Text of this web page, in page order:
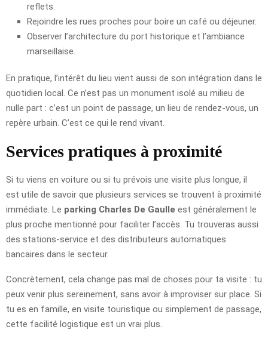
reflets.
Rejoindre les rues proches pour boire un café ou déjeuner.
Observer l’architecture du port historique et l’ambiance
marseillaise.
En pratique, l’intérêt du lieu vient aussi de son intégration dans le
quotidien local. Ce n’est pas un monument isolé au milieu de
nulle part : c’est un point de passage, un lieu de rendez-vous, un
repère urbain. C’est ce qui le rend vivant.
Services pratiques à proximité
Si tu viens en voiture ou si tu prévois une visite plus longue, il
est utile de savoir que plusieurs services se trouvent à proximité
immédiate. Le parking Charles De Gaulle est généralement le
plus proche mentionné pour faciliter l’accès. Tu trouveras aussi
des stations-service et des distributeurs automatiques
bancaires dans le secteur.
Concrètement, cela change pas mal de choses pour ta visite : tu
peux venir plus sereinement, sans avoir à improviser sur place. Si
tu es en famille, en visite touristique ou simplement de passage,
cette facilité logistique est un vrai plus.